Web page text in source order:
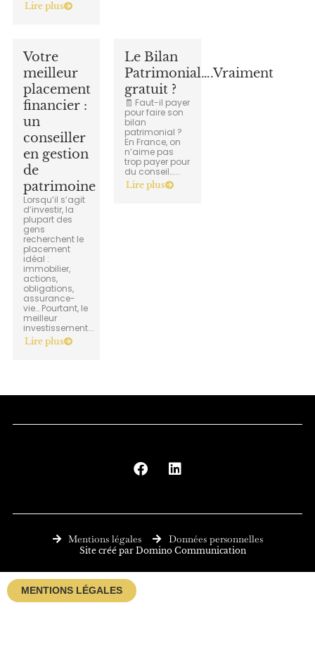
Lire plus
Votre
meilleur
placement
financier :
un
conseiller
en gestion
de
patrimoine
Lorsqu’il s’agit
d’investir, la
plupart des
gens
recherchent le
placement
idéal :
immobilier,
actions,
obligations,
assurance-
vie… Pourtant, le
meilleur
investissement...
Lire plus
Le Bilan
Patrimonial….Vraiment
gratuit ?
🧾 Faut-il payer
pour faire son
bilan
patrimonial ?
En France, on
n’aime pas
trop payer pour
du conseil…...
Lire plus
a
b
o
k
i
e
i
n
Mentions légales Données personnelles
Site créé par Domino Communication
MENTIONS LÉGALES